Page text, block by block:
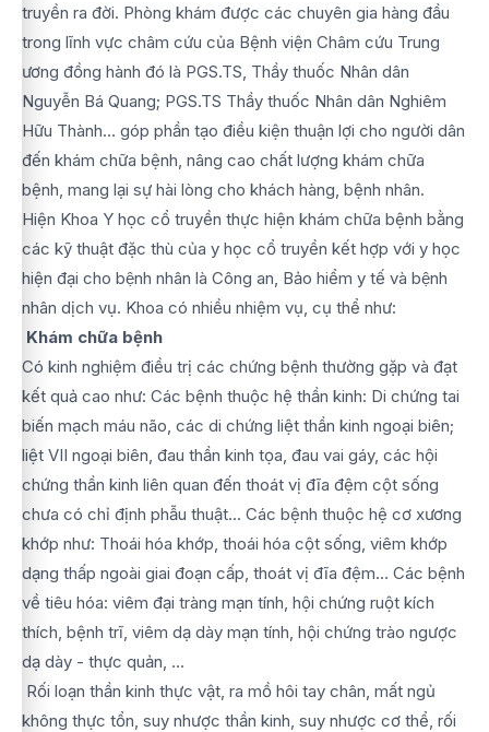
truyền ra đời. Phòng khám được các chuyên gia hàng đầu
trong lĩnh vực châm cứu của Bệnh viện Châm cứu Trung
ương đồng hành đó là PGS.TS, Thầy thuốc Nhân dân
Nguyễn Bá Quang; PGS.TS Thầy thuốc Nhân dân Nghiêm
Hữu Thành… góp phần tạo điều kiện thuận lợi cho người dân
đến khám chữa bệnh, nâng cao chất lượng khám chữa
bệnh, mang lại sự hài lòng cho khách hàng, bệnh nhân.
Hiện Khoa Y học cổ truyền thực hiện khám chữa bệnh bằng
các kỹ thuật đặc thù của y học cổ truyền kết hợp với y học
hiện đại cho bệnh nhân là Công an, Bảo hiểm y tế và bệnh
nhân dịch vụ. Khoa có nhiều nhiệm vụ, cụ thể như:
Khám chữa bệnh
Có kinh nghiệm điều trị các chứng bệnh thường gặp và đạt
kết quả cao như: Các bệnh thuộc hệ thần kinh: Di chứng tai
biến mạch máu não, các di chứng liệt thần kinh ngoại biên;
liệt VII ngoại biên, đau thần kinh tọa, đau vai gáy, các hội
chứng thần kinh liên quan đến thoát vị đĩa đệm cột sống
chưa có chỉ định phẫu thuật... Các bệnh thuộc hệ cơ xương
khớp như: Thoái hóa khớp, thoái hóa cột sống, viêm khớp
dạng thấp ngoài giai đoạn cấp, thoát vị đĩa đệm… Các bệnh
về tiêu hóa: viêm đại tràng mạn tính, hội chứng ruột kích
thích, bệnh trĩ, viêm dạ dày mạn tính, hội chứng trào ngược
dạ dày - thực quản, …
Rối loạn thần kinh thực vật, ra mồ hôi tay chân, mất ngủ
không thực tổn, suy nhược thần kinh, suy nhược cơ thể, rối